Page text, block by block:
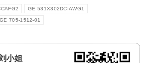
GE 531X302DCIAWG1
GE 705-1512-01
小姐